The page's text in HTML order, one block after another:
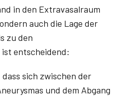
in den Extravasalraum
auch die Lage der
zu den
entscheidend:
sich zwischen der
und dem Abgang